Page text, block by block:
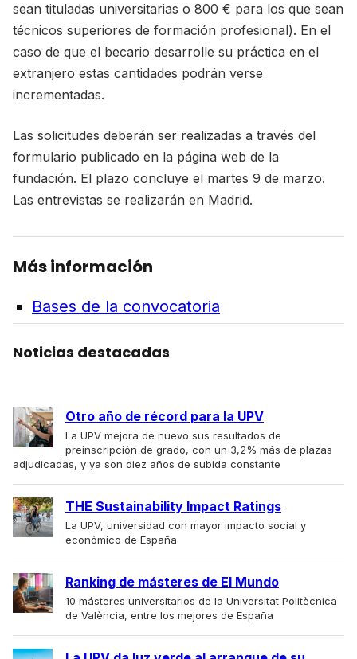
sean tituladas universitarias o 800 € para los que sean
técnicos superiores de formación profesional). En el
caso de que el becario desarrolle su práctica en el
extranjero estas cantidades podrán verse
incrementadas.
Las solicitudes deberán ser realizadas a través del
formulario publicado en la página web de la
fundación. El plazo concluye el martes 9 de marzo.
Las entrevistas se realizarán en Madrid.
Más información
Bases de la convocatoria
Noticias destacadas
Otro año de récord para la UPV
La UPV mejora de nuevo sus resultados de
preinscripción de grado, con un 3,2% más de plazas
adjudicadas, y ya son diez años de subida constante
THE Sustainability Impact Ratings
La UPV, universidad con mayor impacto social y
económico de España
Ranking de másteres de El Mundo
10 másteres universitarios de la Universitat Politècnica
de València, entre los mejores de España